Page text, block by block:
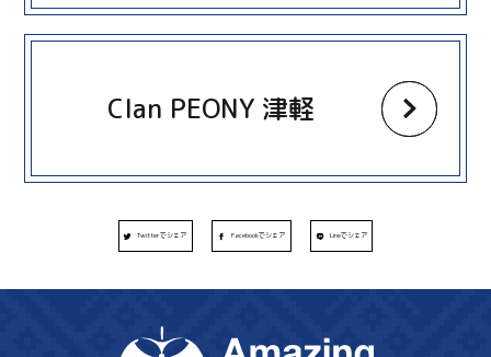
Clan PEONY 津軽
more
Twitterでシェア Facebookでシェア Lineでシェア